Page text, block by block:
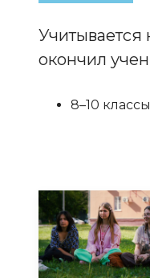
Учитывается
окончил
8–10 классы